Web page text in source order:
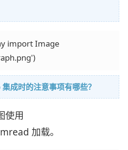
import Image
时的注意事项有哪些？
使用
加载。